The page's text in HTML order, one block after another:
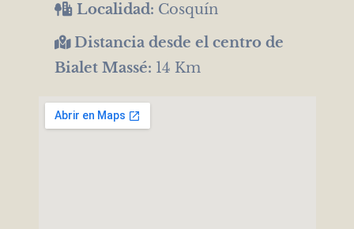
Localidad: Cosquín
Distancia desde el centro de
Bialet Massé: 14 Km